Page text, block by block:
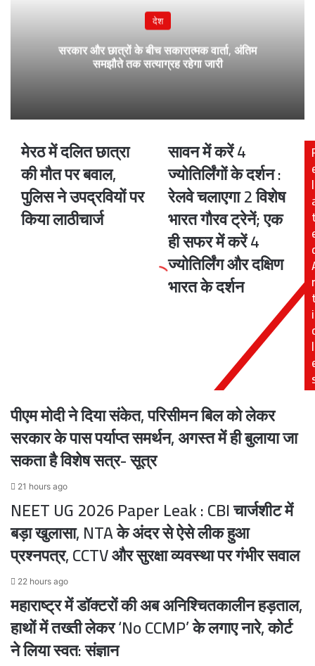
देश
सरकार और छात्रों के बीच सकारात्मक वार्ता, अंतिम
समझौते तक सत्याग्रह रहेगा जारी
मेरठ
दलित
छात्रा
की
मौत
मेरठ में दलित छात्रा
की मौत पर बवाल,
पुलिस ने उपद्रवियों पर
किया लाठीचार्ज
सावन
करें
4
ज्योतिर्लिंगों
के
दर्शन
:
रेलवे
चलाएगा
में
4
के
दर्शन
सावन में करें 4
ज्योतिर्लिंगों के दर्शन :
रेलवे चलाएगा 2 विशेष
भारत गौरव ट्रेनें; एक
ही सफर में करें 4
ज्योतिर्लिंग और दक्षिण
भारत के दर्शन
l
r
i
l
पीएम मोदी ने दिया संकेत, परिसीमन बिल को लेकर
सरकार के पास पर्याप्त समर्थन, अगस्त में ही बुलाया जा
सकता है विशेष सत्र- सूत्र
21 hours ago
NEET UG 2026 Paper Leak : CBI चार्जशीट में
बड़ा खुलासा, NTA के अंदर से ऐसे लीक हुआ
प्रश्नपत्र, CCTV और सुरक्षा व्यवस्था पर गंभीर सवाल
22 hours ago
महाराष्ट्र में डॉक्टरों की अब अनिश्चितकालीन हड़ताल,
हाथों में तख्ती लेकर ‘No CCMP’ के लगाए नारे, कोर्ट
ने लिया स्वत: संज्ञान